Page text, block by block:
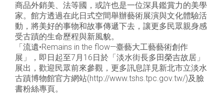
商品外銷美、法等國，或許也是一位深具鑑賞力的美學
家。館方透過在此日式空間舉辦藝術展演與文化體驗活
動，將美好的事物和故事傳遞下去，讓更多民眾親身感
受古蹟的生命歷程與新風貌。
「流遺•Remains in the flow—臺藝大工藝藝術創作
展」，即日起至7月16日於「淡水街長多田榮吉故居」
展出，歡迎民眾前來參觀，更多訊息詳見新北市立淡水
古蹟博物館官方網站(http://www.tshs.tpc.gov.tw/)及臉
書粉絲專頁。